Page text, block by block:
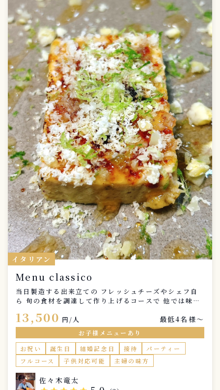
イタリアン
Menu classico
当日製造する出来立ての フレッシュチーズやシェフ自
ら 旬の食材を調達して作り上げるコースで 他では味わ
な記念日やお祝い事 小さなお子様がいらっしゃるご家
庭や 女子会、ご友人とのご会食等様々な ご利用シーン
でご好評いただいております 以下のメニューは一例に
なりますので お苦手な食材やアレルギー、ご希望等 お
気軽にお申し付けください コース所要時間 約2時間
オプションにて以下メニューご用意しております。 ・
お子様プレート ・食器/カトラリーレンタル ・シェフお
すすめボトルワイン ・熟成チーズの盛り合わせ
13,500 円/人 最低4名様〜
お子様メニューあり
お祝い
誕生日 結婚記念日 接待
パーティー
フルコース
子供対応可能 主婦の味方
佐々木竜太